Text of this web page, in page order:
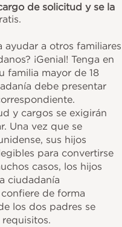
de solicitud y se la
a otros familiares
¡Genial! Tenga en
familia mayor de 18
debe presentar
y cargos se exigirán
Una vez que se
sus hijos
para convertirse
casos, los hijos
ciudadanía
de forma
los dos padres se